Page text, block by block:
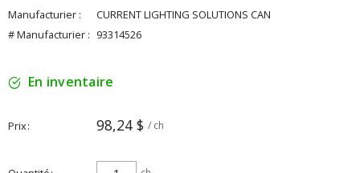
Manufacturier :
CURRENT LIGHTING SOLUTIONS CAN
# Manufacturier : 93314526
En inventaire
Prix 98,24 $ / ch